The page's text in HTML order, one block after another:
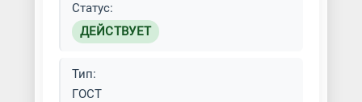
Изготовление запчастей для
спецтехники
Лазерная резка алюминия
Статус:
ДЕЙСТВУЕТ
Тип:
ГОСТ